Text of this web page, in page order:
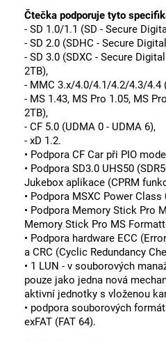
Čtečka podporuje tyto
- SD 1.0/1.1 (SD - Secure
- SD 2.0 (SDHC - Secure
- SD 3.0 (SDXC - Secure
2TB),
- MMC 3.x/4.0/4.1/4.2/4.3/4.4
- MS 1.43, MS Pro 1.05, MS
2TB),
- CF 5.0 (UDMA 0 - UDMA 6),
- xD 1.2.
• Podpora CF Car při PIO
• Podpora SD3.0 UHS50
Jukebox aplikace (CPRM
• Podpora MSXC Power Class
• Podpora Memory Stick Pro
Memory Stick Pro MS
• Podpora hardware ECC
a CRC (Cyclic Redundancy
• 1 LUN - v souborových
pouze jako jedna nová
aktivní jednotky s vloženou
• podpora souborových
exFAT (FAT 64).